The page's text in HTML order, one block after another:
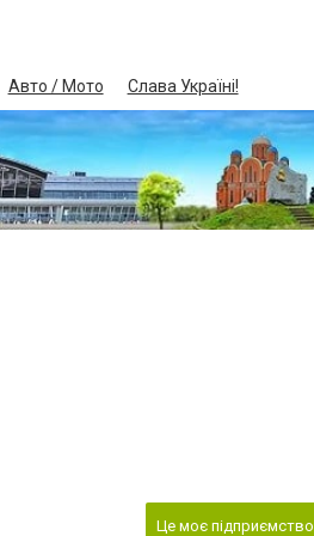
Авто / Мото Слава Україні!
Це моє підприємство